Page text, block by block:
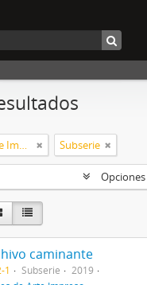
Colección de Publicaciones de Arte Impreso Subserie
caminante
1 Subserie
2019